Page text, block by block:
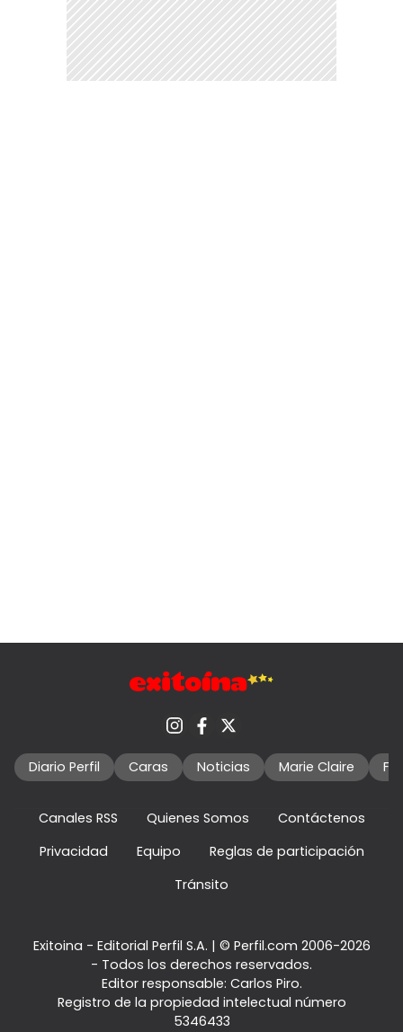
Diario Perfil Caras Noticias Marie Claire
Canales RSS Quienes Somos
Contáctenos
Privacidad
Equipo
Reglas de participación
Tránsito
Exitoina - Editorial Perfil S.A. | © Perfil.com 2006-2026
- Todos los derechos reservados.
Editor responsable: Carlos Piro.
Registro de la propiedad intelectual número
5346433